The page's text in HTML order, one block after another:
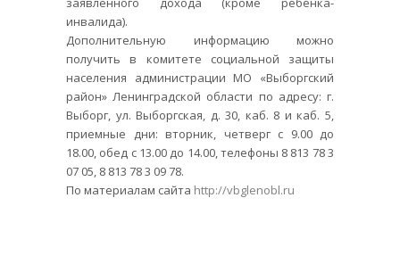
инвалида).
Дополнительную информацию можно
получить в комитете социальной защиты
населения администрации МО «Выборгский
район» Ленинградской области по адресу: г.
Выборг, ул. Выборгская, д. 30, каб. 8 и каб. 5,
приемные дни: вторник, четверг с 9.00 до
18.00, обед с 13.00 до 14.00, телефоны 8 813 78 3
07 05, 8 813 78 3 09 78.
По материалам сайта http://vbglenobl.ru